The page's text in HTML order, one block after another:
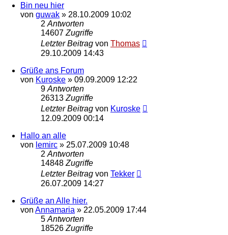
Bin neu hier
von guwak » 28.10.2009 10:02
2 Antworten
14607 Zugriffe
Letzter Beitrag von Thomas
29.10.2009 14:43
Grüße ans Forum
von Kuroske » 09.09.2009 12:22
9 Antworten
26313 Zugriffe
Letzter Beitrag von Kuroske
12.09.2009 00:14
Hallo an alle
von lemirc » 25.07.2009 10:48
2 Antworten
14848 Zugriffe
Letzter Beitrag von Tekker
26.07.2009 14:27
Grüße an Alle hier.
von Annamaria » 22.05.2009 17:44
5 Antworten
18526 Zugriffe